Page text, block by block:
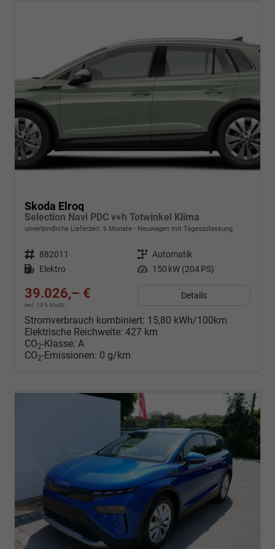
Skoda Elroq
Selection Navi PDC v+h Totwinkel Klima
unverbindliche Lieferzeit: 6 Monate Neuwagen mit Tageszulassung
Fahrzeugnr. 882011 Getriebe Automatik
Kraftstoff Elektro Leistung 150 kW (204 PS)
39.026,– €
incl. 19% MwSt.
Details
Stromverbrauch kombiniert: 15,80 kWh/100km
Elektrische Reichweite: 427 km
CO2-Klasse: A
CO2-Emissionen: 0 g/km